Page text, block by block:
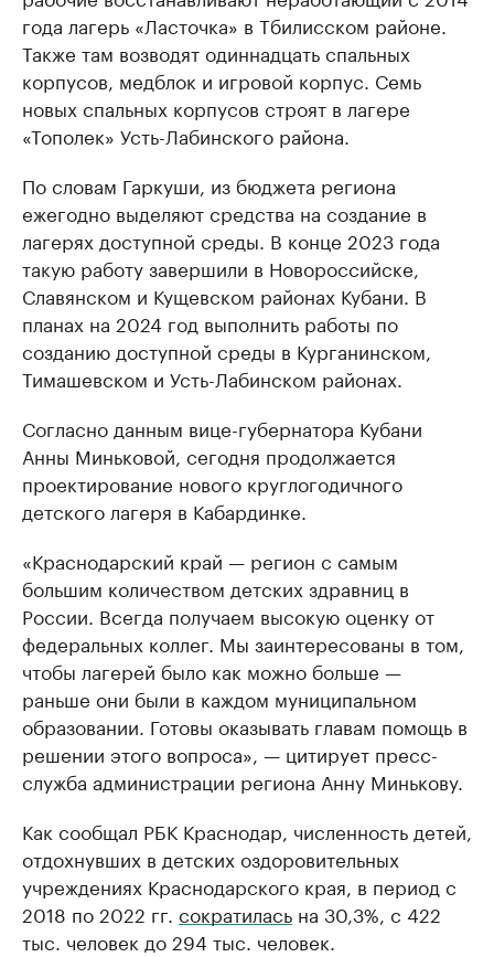
года лагерь «Ласточка» в Тбилисском районе.
Также там возводят одиннадцать спальных
корпусов, медблок и игровой корпус. Семь
новых спальных корпусов строят в лагере
«Тополек» Усть-Лабинского района.
По словам Гаркуши, из бюджета региона
ежегодно выделяют средства на создание в
лагерях доступной среды. В конце 2023 года
такую работу завершили в Новороссийске,
Славянском и Кущевском районах Кубани. В
планах на 2024 год выполнить работы по
созданию доступной среды в Курганинском,
Тимашевском и Усть-Лабинском районах.
Согласно данным вице-губернатора Кубани
Анны Миньковой, сегодня продолжается
проектирование нового круглогодичного
детского лагеря в Кабардинке.
«Краснодарский край — регион с самым
большим количеством детских здравниц в
России. Всегда получаем высокую оценку от
федеральных коллег. Мы заинтересованы в том,
чтобы лагерей было как можно больше —
раньше они были в каждом муниципальном
образовании. Готовы оказывать главам помощь в
решении этого вопроса», — цитирует пресс-
служба администрации региона Анну Минькову.
Как сообщал РБК Краснодар, численность детей,
отдохнувших в детских оздоровительных
учреждениях Краснодарского края, в период с
2018 по 2022 гг. сократилась на 30,3%, с 422
тыс. человек до 294 тыс. человек.